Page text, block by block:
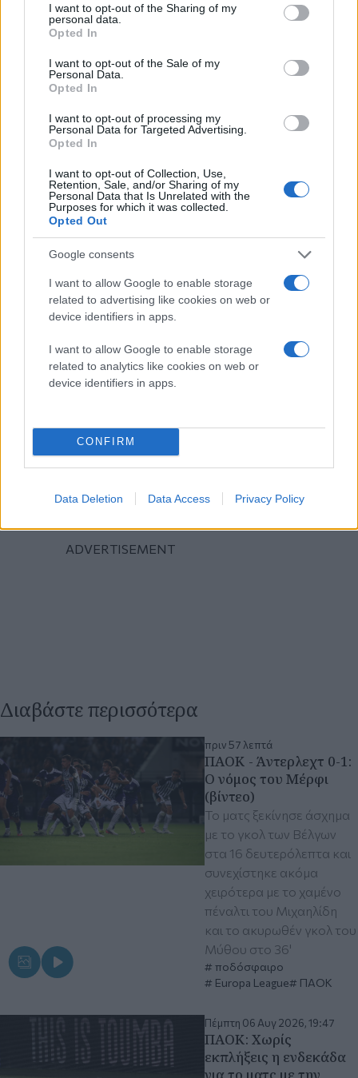
not limited to your visit or usage behaviour. You may click to
grant or deny consent to Google and its third-party tags to
use your data for below specified purposes in below Google
consent section.
I want to opt-out of the Sharing of my
personal data.
Opted In
I want to opt-out of the Sale of my
Personal Data.
Opted In
I want to opt-out of processing my
Personal Data for Targeted Advertising.
Opted In
I want to opt-out of Collection, Use,
Retention, Sale, and/or Sharing of my
Personal Data that Is Unrelated with the
Purposes for which it was collected.
Opted Out
Google consents
I want to allow Google to enable storage
related to advertising like cookies on web or
device identifiers in apps.
I want to allow Google to enable storage
related to analytics like cookies on web or
device identifiers in apps.
CONFIRM
Data Deletion Data Access Privacy Policy
Διαβάστε περισσότερα
πριν 57 λεπτά
ΠΑΟΚ - Άντερλεχτ 0-1:
Ο νόμος του Μέρφι
(βίντεο)
Το ματς ξεκίνησε άσχημα
με το γκολ των Βέλγων
στα 16 δευτερόλεπτα και
συνεχίστηκε ακόμα
χειρότερα με το χαμένο
πέναλτι του Μιχαηλίδη
και το ακυρωθέν γκολ του
Μύθου στο 36'
ποδόσφαιρο
Europa League
ΠΑΟΚ
Πέμπτη 06 Αυγ 2026, 19:47
ΠΑΟΚ: Χωρίς
εκπλήξεις η ενδεκάδα